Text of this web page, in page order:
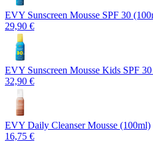
EVY Sunscreen Mousse SPF 30
29,90 €
EVY Sunscreen Mousse Kids SPF
32,90 €
EVY Daily Cleanser Mousse (100ml)
16,75 €